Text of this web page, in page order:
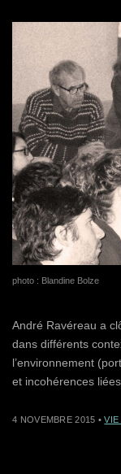
photo : Blandine Bolze
André Ravéreau a
dans différents
l’environnement
et incohérences
4 NOVEMBRE 2015 •VIE